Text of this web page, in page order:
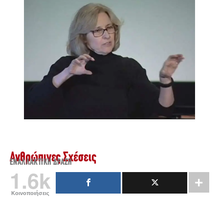
Ανθρώπινες Σχέσεις
ΕΝΑΛΛΑΚΤΙΚΉ ΔΡΆΣΗ
1.6k
Κοινοποιήσεις